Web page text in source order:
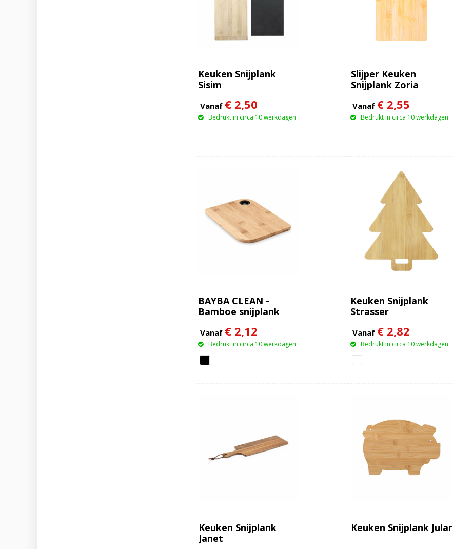
Keuken Snijplank
Sisim
Vanaf € 2,50
Bedrukt in circa 10 werkdagen
Slijper Keuken
Snijplank Zoria
Vanaf € 2,55
Bedrukt in circa 10 werkdagen
BAYBA CLEAN -
Bamboe snijplank
Vanaf € 2,12
Bedrukt in circa 10 werkdagen
Keuken Snijplank
Strasser
Vanaf € 2,82
Bedrukt in circa 10 werkdagen
Keuken Snijplank
Janet
Keuken Snijplank Jular